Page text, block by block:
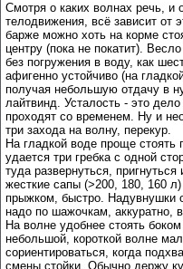
Смотря о каких волнах речь, и
телодвижения, всё зависит от
барже можно хоть на корме
центру (пока не покатит).
без погружения в воду, как
афигенно устойчиво (на
получая небольшую отдачу в
лайтвинд. Усталость - это
проходят со временем. Ну и
три захода на волну, перекур.
На гладкой воде проще стоять
удается три гребка с одной
туда развернуться,
жесткие сапы (>200, 180, 160
прыжком, быстро. Надувнушки
надо по шажочкам, аккуратно,
На волне удобнее стоять
небольшой, короткой волне
сориентироваться, когда
смены стойки. Обычно держу